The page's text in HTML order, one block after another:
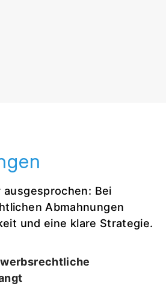
Bei
Abmahnungen
und eine klare Strategie.